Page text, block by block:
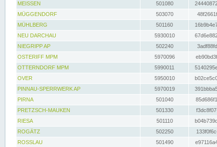
MEISSEN
501080
MÜGGENDORF
503070
MÜHLBERG
501160
NEU DARCHAU
5930010
NIEGRIPP AP
502240
OSTERIFF MPM
5970096
OTTERNDORF MPM
5990011
OVER
5950010
PINNAU-SPERRWERK AP
5970019
PIRNA
501040
PRETZSCH-MAUKEN
501330
RIESA
501110
ROGÄTZ
502250
ROSSLAU
501490